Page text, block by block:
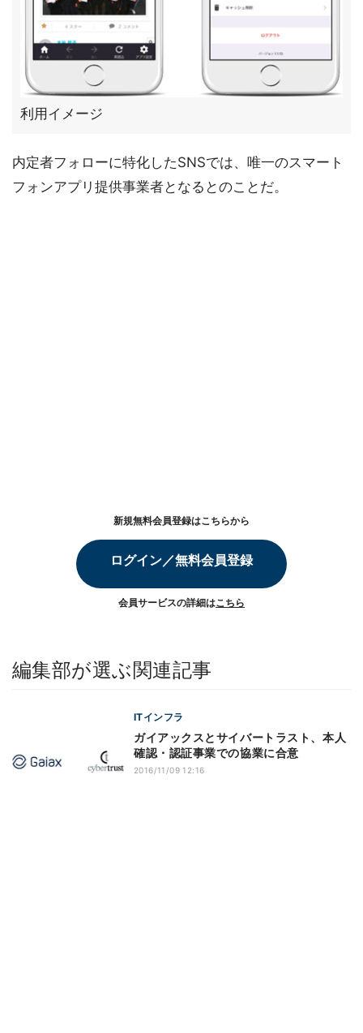
利用イメージ
内定者フォローに特化したSNSでは、唯一のスマート
フォンアプリ提供事業者となるとのことだ。
新規無料会員登録はこちらから
ログイン／無料会員登録
会員サービスの詳細はこちら
編集部が選ぶ関連記事
ITインフラ
ガイアックスとサイバートラスト、本人
確認・認証事業での協業に合意
2016/11/09 12:16